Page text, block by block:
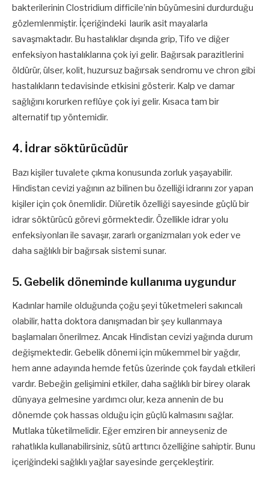
bakterilerinin Clostridium difficile’nin büyümesini durdurduğu
gözlemlenmiştir. İçeriğindeki laurik asit mayalarla
savaşmaktadır. Bu hastalıklar dışında grip, Tifo ve diğer
enfeksiyon hastalıklarına çok iyi gelir. Bağırsak parazitlerini
öldürür, ülser, kolit, huzursuz bağırsak sendromu ve chron gibi
hastalıkların tedavisinde etkisini gösterir. Kalp ve damar
sağlığını korurken reflüye çok iyi gelir. Kısaca tam bir
alternatif tıp yöntemidir.
4. İdrar söktürücüdür
Bazı kişiler tuvalete çıkma konusunda zorluk yaşayabilir.
Hindistan cevizi yağının az bilinen bu özelliği idrarını zor yapan
kişiler için çok önemlidir. Diüretik özelliği sayesinde güçlü bir
idrar söktürücü görevi görmektedir. Özellikle idrar yolu
enfeksiyonları ile savaşır, zararlı organizmaları yok eder ve
daha sağlıklı bir bağırsak sistemi sunar.
5. Gebelik döneminde kullanıma uygundur
Kadınlar hamile olduğunda çoğu şeyi tüketmeleri sakıncalı
olabilir, hatta doktora danışmadan bir şey kullanmaya
başlamaları önerilmez. Ancak Hindistan cevizi yağında durum
değişmektedir. Gebelik dönemi için mükemmel bir yağdır,
hem anne adayında hemde fetüs üzerinde çok faydalı etkileri
vardır. Bebeğin gelişimini etkiler, daha sağlıklı bir birey olarak
dünyaya gelmesine yardımcı olur, keza annenin de bu
dönemde çok hassas olduğu için güçlü kalmasını sağlar.
Mutlaka tüketilmelidir. Eğer emziren bir anneyseniz de
rahatlıkla kullanabilirsiniz, sütü arttırıcı özelliğine sahiptir. Bunu
içeriğindeki sağlıklı yağlar sayesinde gerçekleştirir.